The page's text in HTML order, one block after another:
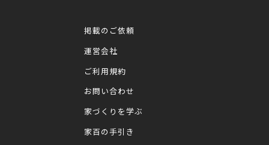
掲載のご依頼
運営会社
ご利用規約
お問い合わせ
家づくりを学ぶ
家百の手引き